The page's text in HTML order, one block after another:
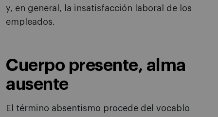
y, en general, la insatisfacción laboral de los
empleados.
Cuerpo presente, alma
ausente
El término absentismo procede del vocablo